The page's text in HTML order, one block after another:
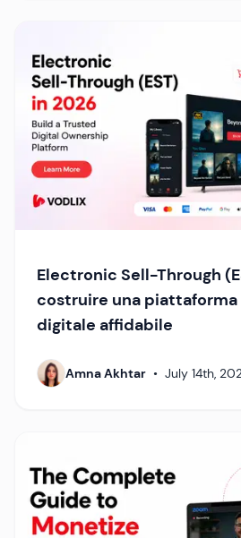
Electronic Sell-Through
costruire una
digitale affidabile
Amna Akhtar • July 14th,